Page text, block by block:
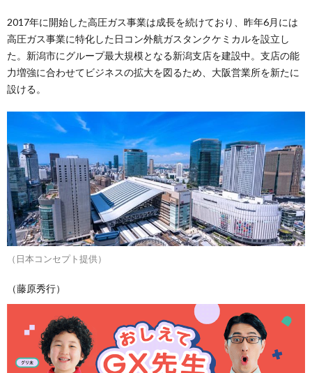
2017年に開始した高圧ガス事業は成長を続けており、昨年6月には
高圧ガス事業に特化した日コン外航ガスタンクケミカルを設立し
た。新潟市にグループ最大規模となる新潟支店を建設中。支店の能
力増強に合わせてビジネスの拡大を図るため、大阪営業所を新たに
設ける。
（日本コンセプト提供）
（藤原秀行）